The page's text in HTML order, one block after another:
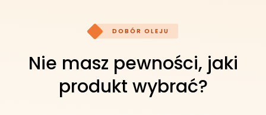
olejami mineralnymi. Zapewniają też
kompatybilność z wieloma metalami
oraz ochronę przed rdzą i korozją.
DOBÓR OLEJU
Nie masz pewności, jaki
produkt wybrać?